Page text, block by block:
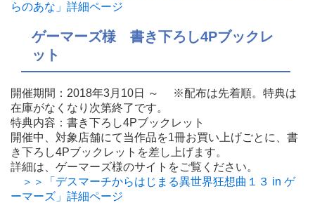
らのあな」詳細ページ
ゲーマーズ様 書き下ろし4Pブックレ
ット
開催期間：2018年3月10日 ～ ※配布は先着順。特典は
在庫がなくなり次第終了です。
特典内容：書き下ろし4Pブックレット
開催中、対象店舗にて当作品を1冊お買い上げごとに、書
き下ろし4Pブックレットを差し上げます。
詳細は、ゲーマーズ様のサイトをご覧ください。
＞＞「デスマーチからはじまる異世界狂想曲１３ in ゲ
ーマーズ」詳細ページ